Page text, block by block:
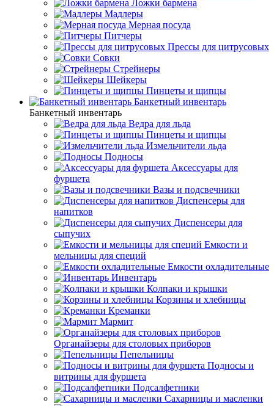
Ложки бармена
Мадлеры
Мерная посуда
Питчеры
Прессы для цитрусовых
Совки
Стрейнеры
Шейкеры
Пинцеты и щипцы
Банкетный инвентарь
Банкетный инвентарь
Ведра для льда
Пинцеты и щипцы
Измельчители льда
Подносы
Аксессуары для
фуршета
Вазы и подсвечники
Диспенсеры для
напитков
Диспенсеры для
сыпучих
Емкости и
мельницы для специй
Емкости охладительные
Инвентарь
Колпаки и крышки
Корзины и хлебницы
Креманки
Мармит
Органайзеры для столовых приборов
Пепельницы
Подносы и
витрины для фуршета
Подсалфетники
Сахарницы и масленки